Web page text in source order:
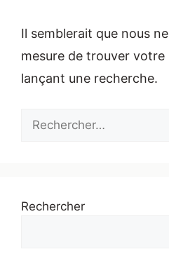
Il semblerait que nous
mesure de trouver votre
lançant une recherche.
Rechercher :
Rechercher